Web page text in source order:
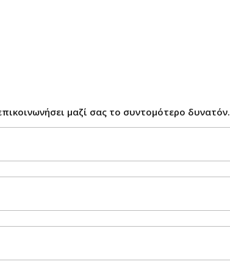
μαζί σας το συντομότερο δυνατόν.